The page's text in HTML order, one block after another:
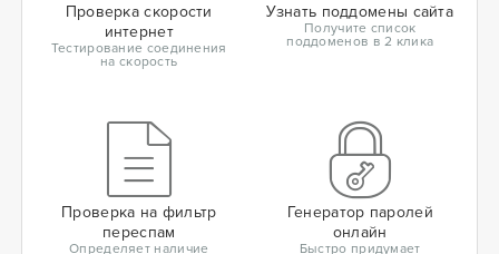
Проверка скорости
интернет
Тестирование соединения
на скорость
Узнать поддомены сайта
Получите список
поддоменов в 2 клика
Проверка на фильтр
переспам
Определяет наличие
Генератор паролей
онлайн
Быстро придумает